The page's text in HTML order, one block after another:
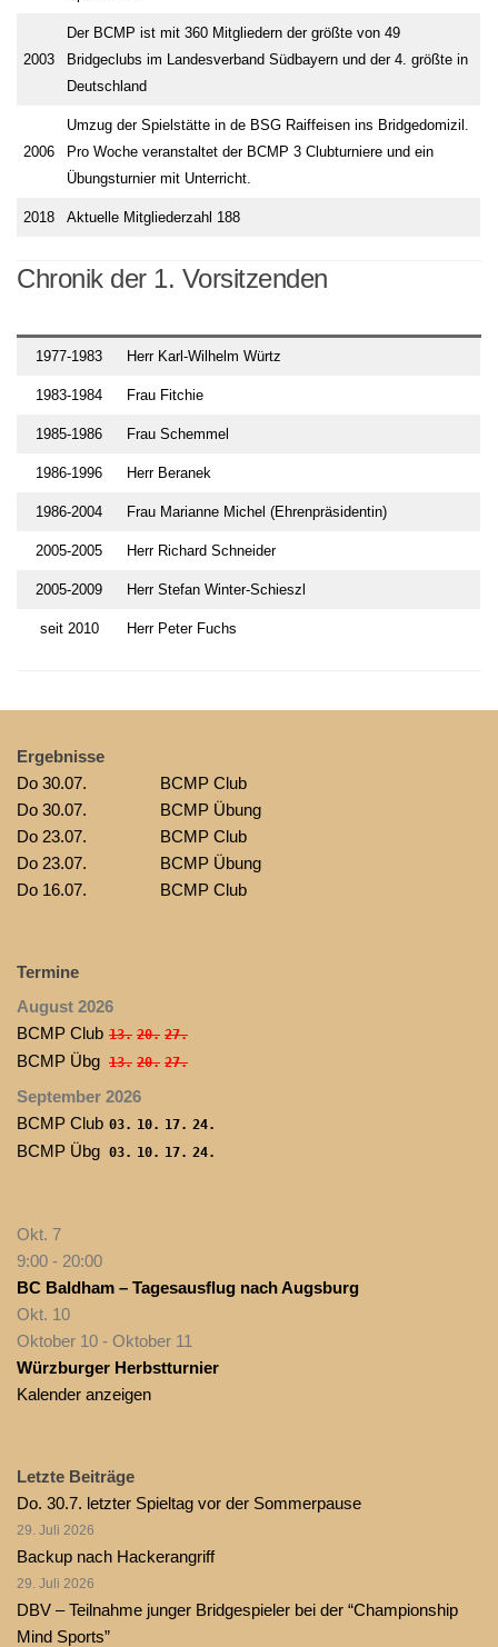
2003
Der BCMP ist mit 360 Mitgliedern der größte von 49
Bridgeclubs im Landesverband Südbayern und der 4. größte in
Deutschland
2006
Umzug der Spielstätte in de BSG Raiffeisen ins Bridgedomizil.
Pro Woche veranstaltet der BCMP 3 Clubturniere und ein
Übungsturnier mit Unterricht.
2018 Aktuelle Mitgliederzahl 188
Chronik der 1. Vorsitzenden
1977-1983 Herr Karl-Wilhelm Würtz
1983-1984 Frau Fitchie
1985-1986 Frau Schemmel
1986-1996 Herr Beranek
1986-2004 Frau Marianne Michel (Ehrenpräsidentin)
2005-2005 Herr Richard Schneider
2005-2009 Herr Stefan Winter-Schieszl
seit 2010 Herr Peter Fuchs
Ergebnisse
Do 30.07.
BCMP Club
Do 30.07.
BCMP Übung
Do 23.07.
BCMP Club
Do 23.07.
BCMP Übung
Do 16.07.
BCMP Club
Termine
August 2026
BCMP Club 13. 20. 27.
BCMP Übg 13. 20. 27.
September 2026
BCMP Club 03. 10. 17. 24.
BCMP Übg 03. 10. 17. 24.
Okt. 7
9:00 - 20:00
BC Baldham – Tagesausflug nach Augsburg
Okt. 10
Oktober 10 - Oktober 11
Würzburger Herbstturnier
Kalender anzeigen
Letzte Beiträge
Do. 30.7. letzter Spieltag vor der Sommerpause
29. Juli 2026
Backup nach Hackerangriff
29. Juli 2026
DBV – Teilnahme junger Bridgespieler bei der “Championship
Mind Sports”